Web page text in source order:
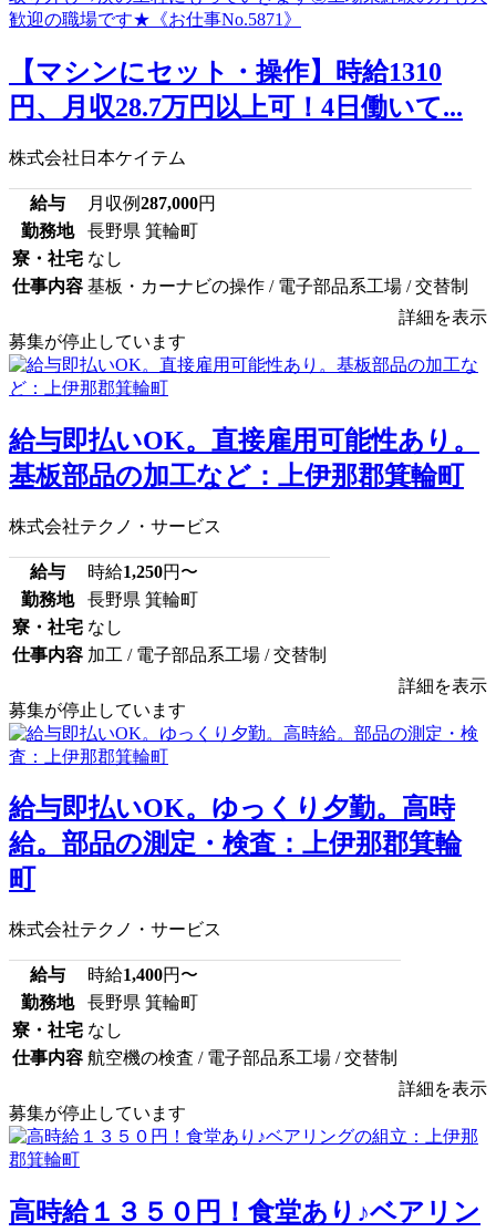
【マシンにセット・操作】時給1310
円、月収28.7万円以上可！4日働いて...
株式会社日本ケイテム
給与 月収例287,000円
勤務地
長野県 箕輪町
寮・社宅 なし
仕事内容 基板・カーナビの操作 / 電子部品系工場 / 交替制
詳細を表示
募集が停止しています
給与即払いOK。直接雇用可能性あり。
基板部品の加工など：上伊那郡箕輪町
株式会社テクノ・サービス
給与 時給1,250円〜
勤務地
長野県 箕輪町
寮・社宅 なし
仕事内容 加工 / 電子部品系工場 / 交替制
詳細を表示
募集が停止しています
給与即払いOK。ゆっくり夕勤。高時
給。部品の測定・検査：上伊那郡箕輪
町
株式会社テクノ・サービス
給与 時給1,400円〜
勤務地
長野県 箕輪町
寮・社宅 なし
仕事内容 航空機の検査 / 電子部品系工場 / 交替制
詳細を表示
募集が停止しています
高時給１３５０円！食堂あり♪ベアリン